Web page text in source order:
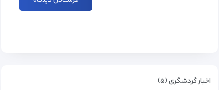
اخبار گردشگری (۵)